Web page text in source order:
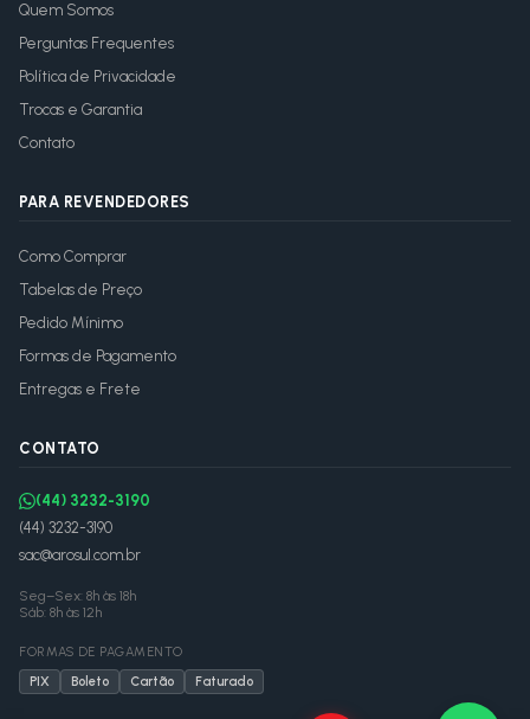
Quem Somos
Perguntas Frequentes
Política de Privacidade
Trocas e Garantia
Contato
PARA REVENDEDORES
Como Comprar
Tabelas de Preço
Pedido Mínimo
Formas de Pagamento
Entregas e Frete
CONTATO
(44) 3232-3190
(44) 3232-3190
sac@arosul.com.br
Seg–Sex: 8h às 18h
Sáb: 8h às 12h
FORMAS DE PAGAMENTO
PIX
Boleto Cartão Faturado